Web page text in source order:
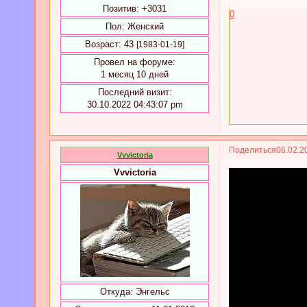
Позитив: +3031
Пол: Женский
Возраст: 43 [1983-01-19]
Провел на форуме:
1 месяц 10 дней
Последний визит:
30.10.2022 04:43:07 pm
0
Поделиться
Vvvictoria
Vvvictoria
Откуда: Энгельс